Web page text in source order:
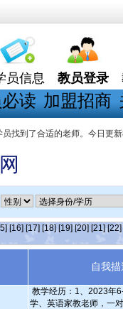
员信息 教员登录
读 加盟招商
员找到了合适的老师。今日更
[16] [17] [18] [19] [20] [21] [22]
自我描
教学经历：1、2023年
学、英语家教老师，一